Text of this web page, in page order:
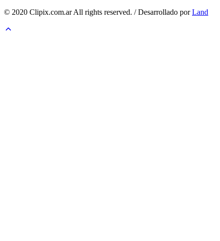
© 2020 Clipix.com.ar All rights reserved. / Desarrollado porLand